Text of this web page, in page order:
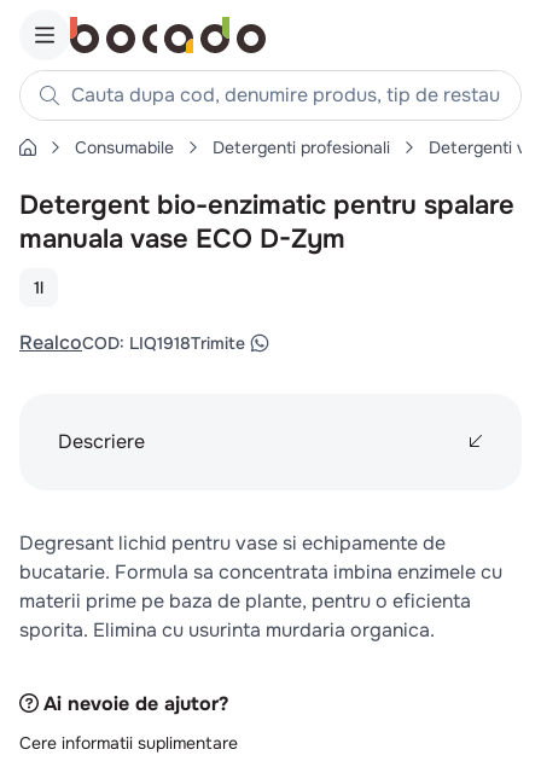
Cauta dupa cod, denumire produs, tip de restaurant,
Căutări populare
1. cartofi
2. piept pui
.
5. burger
ceafa
10.pizza
Consumabile Detergenti profesionali Detergenti
Detergent bio-enzimatic pentru spalare
manuala vase ECO D-Zym
1l
RealcoCOD: LIQ1918Trimite
Descriere
Degresant lichid pentru vase si echipamente de
bucatarie. Formula sa concentrata imbina enzimele cu
materii prime pe baza de plante, pentru o eficienta
sporita. Elimina cu usurinta murdaria organica.
Ai nevoie de ajutor?
Cere informatii suplimentare